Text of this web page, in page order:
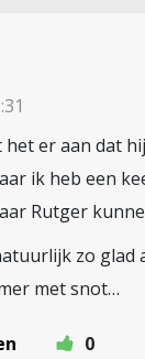
het er aan dat
ik heb een
Rutger
zo glad
met snot…
0